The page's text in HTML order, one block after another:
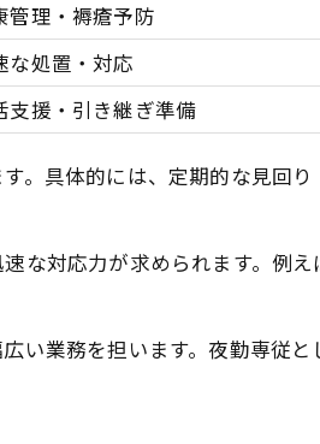
管理・褥瘡予防
な処置・対応
支援・引き継ぎ準備
。具体的には、定期的な見回り
な対応力が求められます。例え
い業務を担います。夜勤専従と